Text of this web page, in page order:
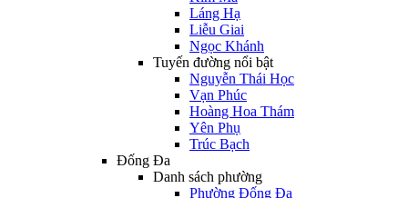
Láng Hạ
Liễu Giai
Ngọc Khánh
Tuyến đường nổi bật
Nguyễn Thái Học
Vạn Phúc
Hoàng Hoa Thám
Yên Phụ
Trúc Bạch
Đống Đa
Danh sách phường
Phường Đống Đa